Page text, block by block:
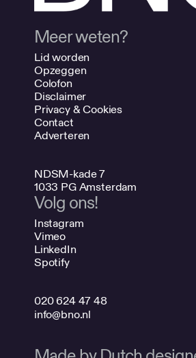
Meer weten?
Lid worden
Opzeggen
Colofon
Disclaimer
Privacy & Cookies
Contact
Adverteren
NDSM-kade 7
1033 PG Amsterdam
Volg ons!
Instagram
Vimeo
LinkedIn
Spotify
020 624 47 48
info@bno.nl